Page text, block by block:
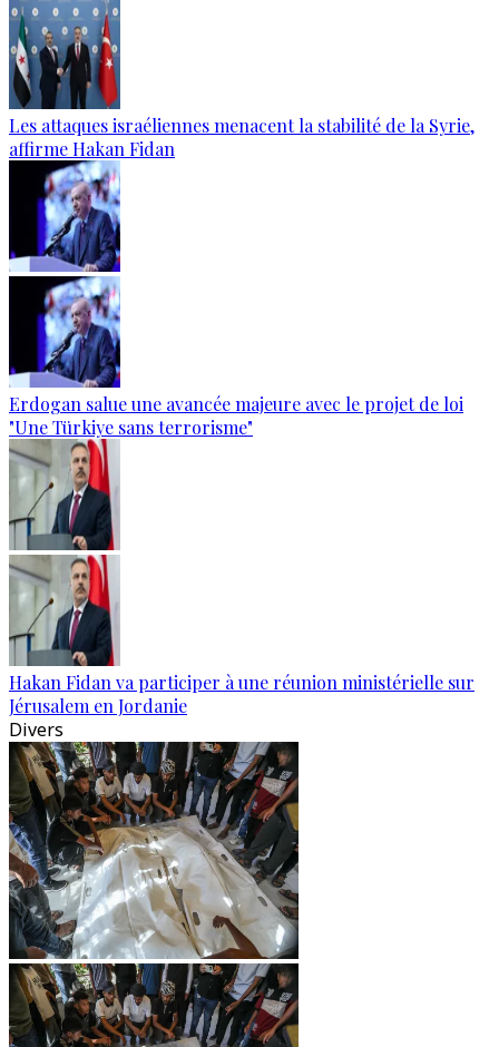
Les attaques israéliennes menacent la stabilité de la Syrie,
affirme Hakan Fidan
Erdogan salue une avancée majeure avec le projet de loi
"Une Türkiye sans terrorisme"
Hakan Fidan va participer à une réunion ministérielle sur
Jérusalem en Jordanie
Divers